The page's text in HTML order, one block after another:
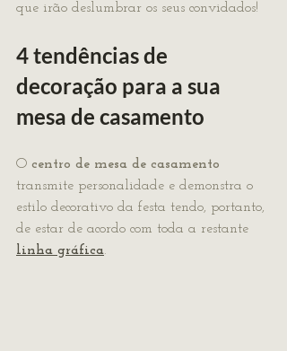
que irão deslumbrar os seus convidados!
4 tendências de
decoração para a sua
mesa de casamento
O centro de mesa de casamento
transmite personalidade e demonstra o
estilo decorativo da festa tendo, portanto,
de estar de acordo com toda a restante
linha gráfica.